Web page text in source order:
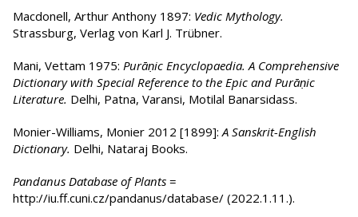
Macdonell, Arthur Anthony 1897: Vedic Mythology.
Strassburg, Verlag von Karl J. Trübner.
Mani, Vettam 1975: Purāṇic Encyclopaedia. A Comprehensive
Dictionary with Special Reference to the Epic and Purāṇic
Literature. Delhi, Patna, Varansi, Motilal Banarsidass.
Monier-Williams, Monier 2012 [1899]:A Sanskrit-English
Dictionary. Delhi, Nataraj Books.
Pandanus Database of Plants =
http://iu.ff.cuni.cz/pandanus/database/ (2022.1.11.).